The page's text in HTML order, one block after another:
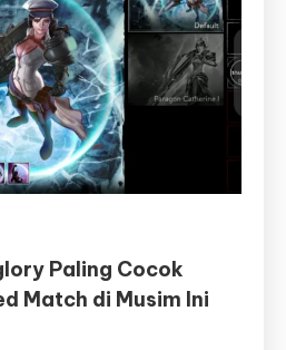
Paling Cocok
Match di Musim Ini